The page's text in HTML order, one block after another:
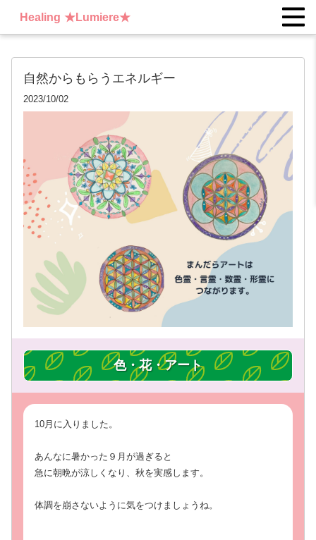
Healing ★Lumiere★
自然からもらうエネルギー
2023/10/02
色・花・アート
10月に入りました。
あんなに暑かった９月が過ぎると
急に朝晩が涼しくなり、秋を実感します。
体調を崩さないように気をつけましょうね。